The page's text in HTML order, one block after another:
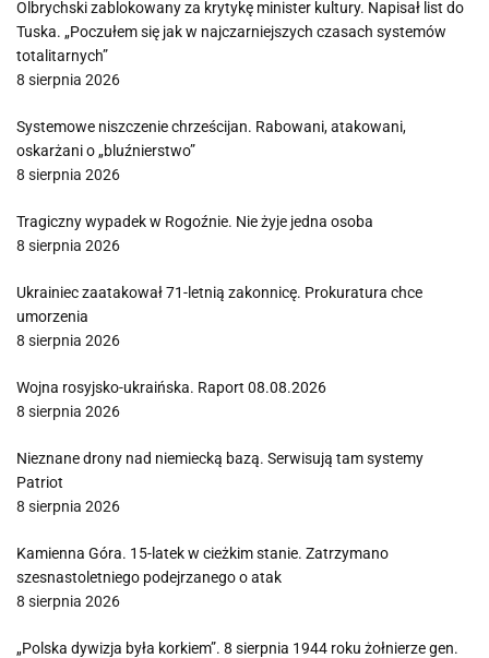
Olbrychski zablokowany za krytykę minister kultury. Napisał list do
Tuska. „Poczułem się jak w najczarniejszych czasach systemów
totalitarnych”
8 sierpnia 2026
Systemowe niszczenie chrześcijan. Rabowani, atakowani,
oskarżani o „bluźnierstwo”
8 sierpnia 2026
Tragiczny wypadek w Rogoźnie. Nie żyje jedna osoba
8 sierpnia 2026
Ukrainiec zaatakował 71-letnią zakonnicę. Prokuratura chce
umorzenia
8 sierpnia 2026
Wojna rosyjsko-ukraińska. Raport 08.08.2026
8 sierpnia 2026
Nieznane drony nad niemiecką bazą. Serwisują tam systemy
Patriot
8 sierpnia 2026
Kamienna Góra. 15-latek w cieżkim stanie. Zatrzymano
szesnastoletniego podejrzanego o atak
8 sierpnia 2026
„Polska dywizja była korkiem”. 8 sierpnia 1944 roku żołnierze gen.